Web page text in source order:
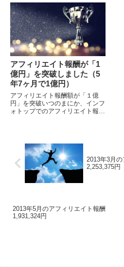
が発表されました。2020年イン
フォトップアワード【年間結果発
表】私は「アフ...
アフィリエイト報酬が「1
億円」を突破しました（5
年7ヶ月で1億円）
アフィリエイト報酬額が「１億
円」を突破いつのまにか、インフ
ォトップでのアフィリエイト報酬
をアップしようと思...
2013年3月
2,253,375円
2013年5月のアフィリエイト報酬
1,931,324円